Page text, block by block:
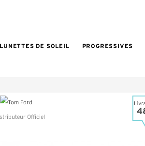
LUNETTES DE SOLEIL PROGRESSIVES
Officiel